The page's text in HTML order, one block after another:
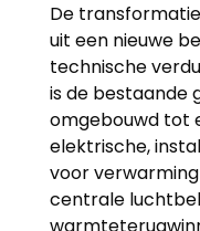
De
uit een nieuwe
technische
is de bestaande
omgebouwd tot
elektrische,
voor
centrale